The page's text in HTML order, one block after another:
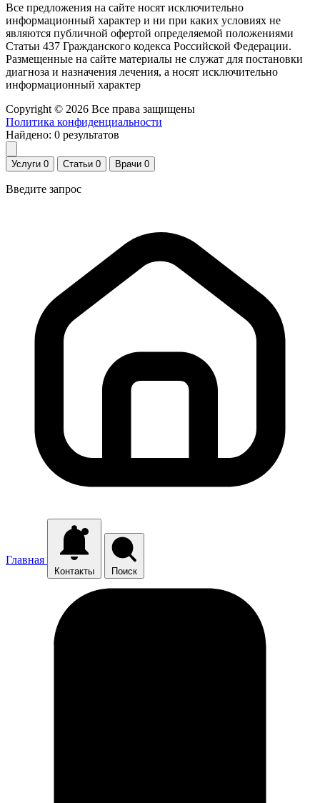
Все предложения на сайте носят исключительно
информационный характер и ни при каких условиях не
являются публичной офертой определяемой положениями
Статьи 437 Гражданского кодекса Российской Федерации.
Размещенные на сайте материалы не служат для постановки
диагноза и назначения лечения, а носят исключительно
информационный характер
Copyright © 2026 Все права защищены
Политика конфиденциальности
Найдено: 0 результатов
Услуги 0 Статьи 0 Врачи 0
Введите запрос
Главная
Контакты Поиск